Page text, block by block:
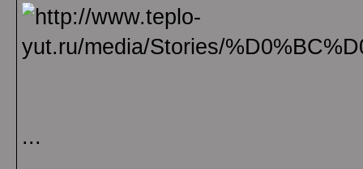
...